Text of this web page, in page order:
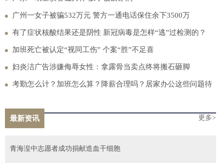
广州一女子被骗532万元 警方一通电话保住余下3500万
有了症状核酸结果还是阴性 新冠病毒是怎样“逃”过检测的？
加班死亡被认定“视同工伤” 个案“胜”不足喜
妇炎洁广告涉嫌侮辱女性：拿露骨当卖点终将搬石砸脚
考勤怎么计？加班怎么算？降薪合理吗？居家办公这些问题待
最新资讯 更多>
青海湟中志愿者成功捐献造血干细胞